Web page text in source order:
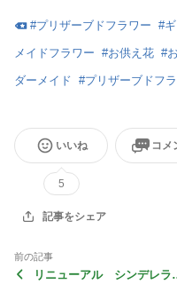
#プリザーブドフラワー #
メイドフラワー #お供え花 #
ダーメイド #プリザーブドフ
いいね
5
コメ
記事をシェア
前の記事
リニューアル シンデレラ